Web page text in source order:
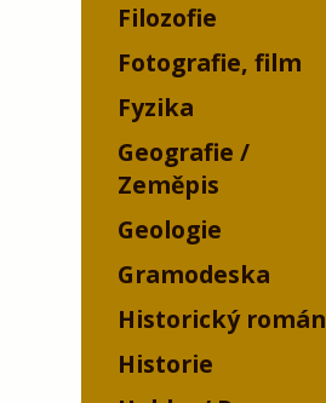
Filozofie
Fotografie, film
Fyzika
Geografie /
Zeměpis
Geologie
Gramodeska
Historický román
Historie